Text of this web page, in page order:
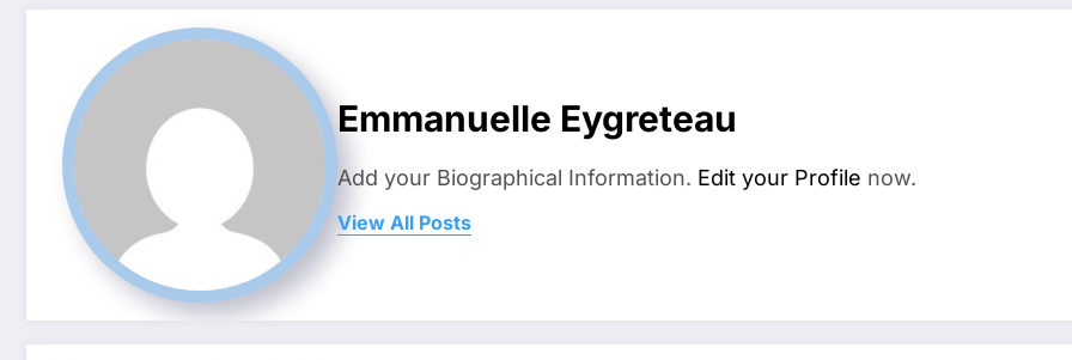
Emmanuelle Eygreteau
Add your Biographical Information. Edit your Profile now.
View All Posts